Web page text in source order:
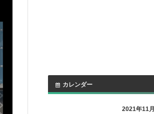
カレンダー
2021年11月